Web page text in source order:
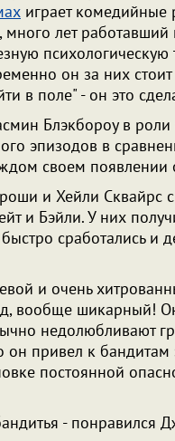
играет комедийные
много лет
он за них
в поле" - он это
Блэкбороу в роли
эпизодов в
своем появлении
и Хейли Сквайрс
и Бэйли. У них
сработались и
и очень
вообще шикарный! Он
недолюбливают
он привел к
постоянной
- понравился